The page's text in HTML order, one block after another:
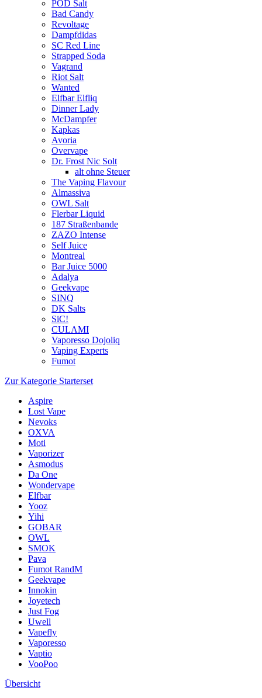
POD Salt
Bad Candy
Revoltage
Dampfdidas
SC Red Line
Strapped Soda
Vagrand
Riot Salt
Wanted
Elfbar Elfliq
Dinner Lady
McDampfer
Kapkas
Avoria
Overvape
Dr. Frost Nic Solt
alt ohne Steuer
The Vaping Flavour
Almassiva
OWL Salt
Flerbar Liquid
187 Straßenbande
ZAZO Intense
Self Juice
Montreal
Bar Juice 5000
Adalya
Geekvape
SINQ
DK Salts
SiC!
CULAMI
Vaporesso Dojoliq
Vaping Experts
Fumot
Zur Kategorie Starterset
Aspire
Lost Vape
Nevoks
OXVA
Moti
Vaporizer
Asmodus
Da One
Wondervape
Elfbar
Yooz
Yihi
GOBAR
OWL
SMOK
Pava
Fumot RandM
Geekvape
Innokin
Joyetech
Just Fog
Uwell
Vapefly
Vaporesso
Vaptio
VooPoo
Übersicht